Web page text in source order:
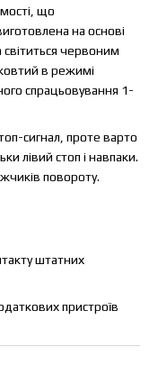
що
​​на основі
світиться червоним
в режимі
спрацьовування 1-
сигнал, проте варто
лівий стоп і навпаки.
повороту.
штатних
пристроїв